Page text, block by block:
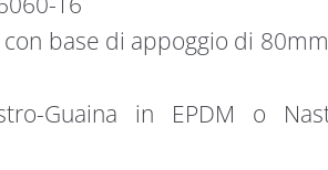
base di appoggio di
Guaina in EPDM o